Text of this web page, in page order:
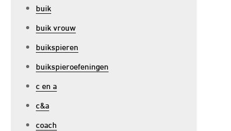
buik
buik vrouw
buikspieren
buikspieroefeningen
c en a
c&a
coach